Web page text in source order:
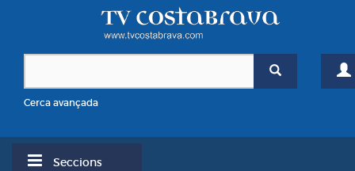
Cerca avançada
Seccions